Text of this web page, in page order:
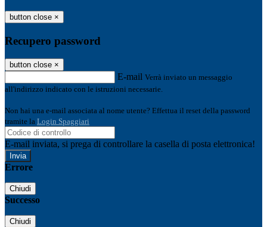
button close ×
Recupero password
button close ×
E-mail Verrà inviato un messaggio
all'indirizzo indicato con le istruzioni necessarie.
Non hai una e-mail associata al nome utente? Effettua il reset della password
tramite la Login Spaggiari
E-mail inviata, si prega di controllare la casella di posta elettronica!
Errore
Chiudi
Successo
Chiudi